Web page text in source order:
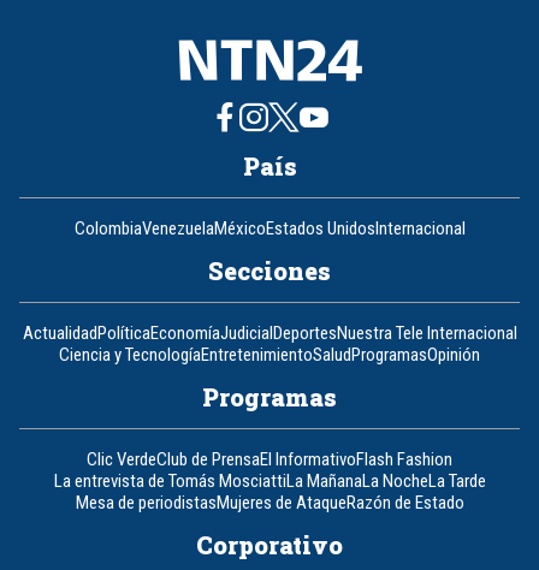
País
ColombiaVenezuelaMéxicoEstados UnidosInternacional
Secciones
ActualidadPolíticaEconomíaJudicialDeportesNuestra Tele Internacional
Ciencia y TecnologíaEntretenimientoSaludProgramasOpinión
Programas
Clic VerdeClub de PrensaEl InformativoFlash Fashion
La entrevista de Tomás MosciattiLa MañanaLa NocheLa Tarde
Mesa de periodistasMujeres de AtaqueRazón de Estado
Corporativo